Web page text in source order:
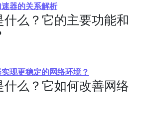
器的关系解析
么？它的主要功能和
现更稳定的网络环境？
么？它如何改善网络